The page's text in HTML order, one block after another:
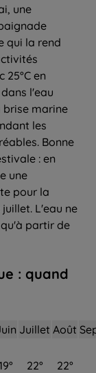
une
qui la rend
25°C en
l'eau
brise marine
les
Bonne
: en
une
pour la
L'eau ne
qu'à partir de
: quand
Juillet Août
22° 22°